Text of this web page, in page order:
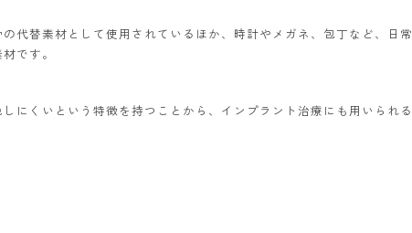
代替素材として使用されているほか、時計やメガネ、包丁など、日常
です。
にくいという特徴を持つことから、インプラント治療にも用いられる